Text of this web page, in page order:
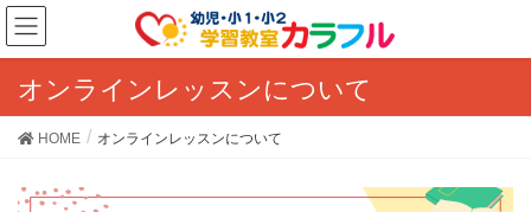
オンラインレッスンについて
HOME オンラインレッスンについて